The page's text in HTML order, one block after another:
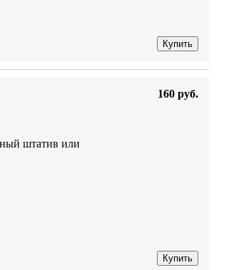
Купить
штатив или
160 руб.
Купить